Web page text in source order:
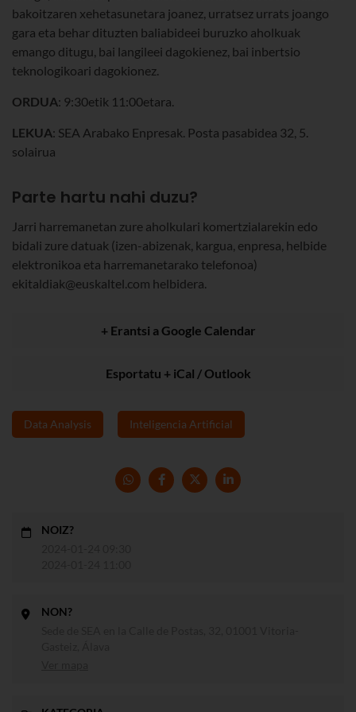
bakoitzaren xehetasunetara joanez, urratsez urrats joango
gara eta behar dituzten baliabideei buruzko aholkuak
emango ditugu, bai langileei dagokienez, bai inbertsio
teknologikoari dagokionez.
ORDUA: 9:30etik 11:00etara.
LEKUA: SEA Arabako Enpresak. Posta pasabidea 32, 5.
solairua
Parte hartu nahi duzu?
Jarri harremanetan zure aholkulari komertzialarekin edo
bidali zure datuak (izen-abizenak, kargua, enpresa, helbide
elektronikoa eta harremanetarako telefonoa)
ekitaldiak@euskaltel.com helbidera.
+ Erantsi a Google Calendar
Esportatu + iCal / Outlook
Data Analysis Inteligencia Artificial
NOIZ?
NON?